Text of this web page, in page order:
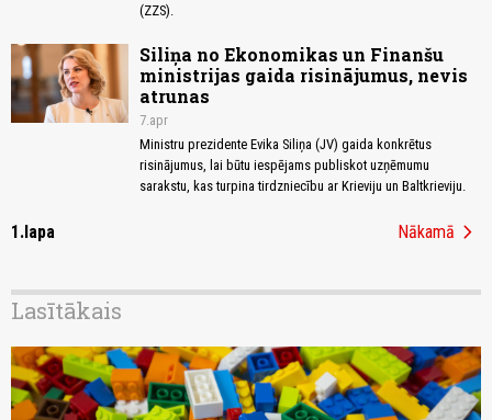
(ZZS).
Siliņa no Ekonomikas un Finanšu
ministrijas gaida risinājumus, nevis
atrunas
7.apr
Ministru prezidente Evika Siliņa (JV) gaida konkrētus
risinājumus, lai būtu iespējams publiskot uzņēmumu
sarakstu, kas turpina tirdzniecību ar Krieviju un Baltkrieviju.
1.lapa Nākamā chevron_right
Lasītākais